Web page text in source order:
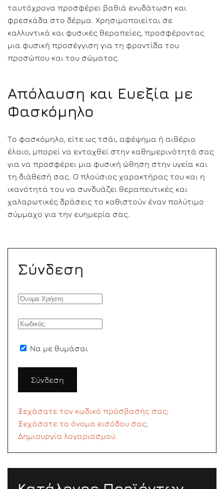
ταυτόχρονα προσφέρει βαθιά ενυδάτωση και
φρεσκάδα στο δέρμα. Χρησιμοποιείται σε
καλλυντικά και φυσικές θεραπείες, προσφέροντας
μια φυσική προσέγγιση για τη φροντίδα του
προσώπου και του σώματος.
Απόλαυση και Ευεξία με
Φασκόμηλο
Το φασκόμηλο, είτε ως τσάι, αφέψημα ή αιθέριο
έλαιο, μπορεί να ενταχθεί στην καθημερινότητά σας
για να προσφέρει μια φυσική ώθηση στην υγεία και
τη διάθεσή σας. Ο πλούσιος χαρακτήρας του και η
ικανότητά του να συνδυάζει θεραπευτικές και
χαλαρωτικές δράσεις το καθιστούν έναν πολύτιμο
σύμμαχο για την ευημερία σας.
Σύνδεση
Να με θυμάσαι
Σύνδεση
Ξεχάσατε τον κωδικό πρόσβασής σας;
Ξεχάσατε το όνομα εισόδου σας;
Δημιουργία λογαριασμού